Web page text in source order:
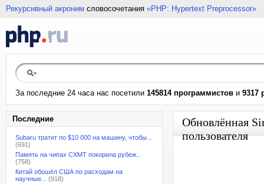
Рекурсивный акроним словосочетания «PHP: Hypertext Preprocessor»
За последние 24 часа нас посетили 145814 программистов и 9317
Последние
Subaru тратит по $10 000 на машину, чтобы...
(691)
Память на чипах CXMT покорила рубеж...
(758)
Китай обошёл США по расходам на
научные...
(918)
Обновлённая
пользователя